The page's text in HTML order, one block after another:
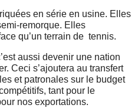
en série en usine. Elles
remorque. Elles
qu’un terrain de tennis.
aussi devenir une nation
Ceci s’ajoutera au transfert
et patronales sur le budget
tant pour le
nos exportations.